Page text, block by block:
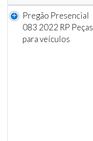
Pregão Presencial
083 2022 RP Peças
para veículos